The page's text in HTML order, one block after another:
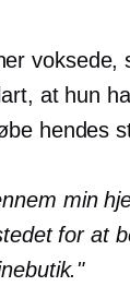
voksede,
at hun
hendes
min
for at